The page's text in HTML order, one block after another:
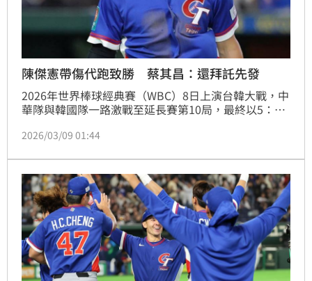
陳傑憲帶傷代跑致勝 蔡其昌：還拜託先發
2026年世界棒球經典賽（WBC）8日上演台韓大戰，中
華隊與韓國隊一路激戰至延長賽第10局，最終以5：4
傷上場代跑，成功跑回致勝分，成為比賽重要轉折，也
2026/03/09 01:44